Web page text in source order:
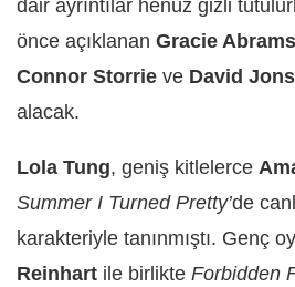
dair ayrıntılar henüz gizli
önce açıklanan Gracie
Connor Storrie ve David
alacak.
Lola Tung, geniş kitlelerce
Summer I Turned Pretty’de
karakteriyle tanınmıştı. Genç
Reinhart ile birlikte Forbidden